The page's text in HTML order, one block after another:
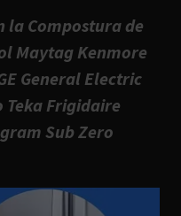
la Compostura de
Maytag Kenmore
General Electric
Teka Frigidaire
Sub Zero